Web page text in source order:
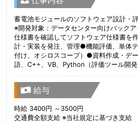
蓄電池モジュールのソフトウェア設計・
※開発対象：データセンター向けバック
仕様書を確認してソフトウェア仕様書を
計・実装を発注、管理●機能評価、単体
付け、オシロスコープ）●資料作成・デ
語、C++、VB、Python（評価ツール開発
給与
時給 3400円 ～3500円
交通費全額支給 ※当社規定に基づき支給